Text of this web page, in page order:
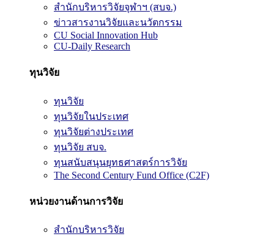
สำนักบริหารวิจัยจุฬาฯ (สบจ.)
ข่าวสารงานวิจัยและนวัตกรรม
CU Social Innovation Hub
CU-Daily Research
ทุนวิจัย
ทุนวิจัย
ทุนวิจัยในประเทศ
ทุนวิจัยต่างประเทศ
ทุนวิจัย สบจ.
ทุนสนับสนุนยุทธศาสตร์การวิจัย
The Second Century Fund Office (C2F)
หน่วยงานด้านการวิจัย
สำนักบริหารวิจัย